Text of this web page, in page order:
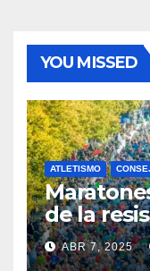
YOU MISSED
ATLETISMO
de la
ABR 7, 2025